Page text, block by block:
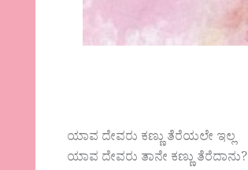
ಯಾವ ದೇವರು ಕಣ್ಣು ತೆರೆಯಲೇ ಇಲ್ಲ
ಯಾವ ದೇವರು ತಾನೇ ಕಣ್ಣು ತೆರೆದಾನು?